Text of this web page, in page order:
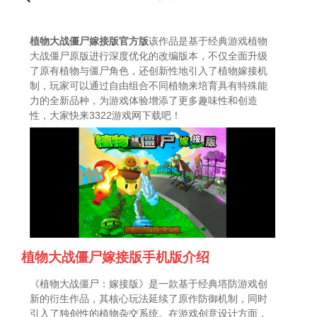
植物大战僵尸嫁接版官方版该作品是基于经典游戏植物
大战僵尸原版进行深度优化的改编版本，不仅全面升级
了原有植物与僵尸角色，还创新性地引入了植物嫁接机
制，玩家可以通过自由组合不同植物来培育具有特殊能
力的全新品种，为游戏体验增添了更多趣味性和创造
性，大家快来3322游戏网下载吧！
植物大战僵尸嫁接版手机版介绍
《植物大战僵尸：嫁接版》是一款基于经典塔防游戏创
新的衍生作品，其核心玩法延续了原作防御机制，同时
引入了独创性的植物杂交系统。在游戏创意设计方面，